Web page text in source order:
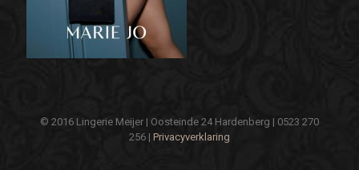
© 2016 Lingerie Meijer | Oosteinde 24 Hardenberg | 0523 270
256 | Privacyverklaring